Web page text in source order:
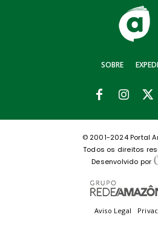
SOBRE
© 2001-2024 Portal
Todos os direitos
Desenvolvido por
Aviso Legal